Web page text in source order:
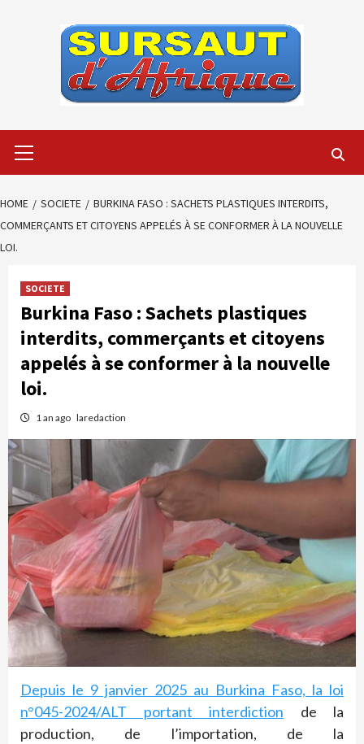
Menu
HOME SOCIETE
BURKINA FASO : SACHETS PLASTIQUES INTERDITS,
COMMERÇANTS ET CITOYENS APPELÉS À SE CONFORMER À LA NOUVELLE
LOI.
SOCIETE
Burkina Faso : Sachets plastiques
interdits, commerçants et citoyens
appelés à se conformer à la nouvelle
loi.
1 an ago laredaction
Depuis le 9 janvier 2025 au Burkina Faso, la loi
n°045-2024/ALT portant interdiction de la
production, de l’importation, de la